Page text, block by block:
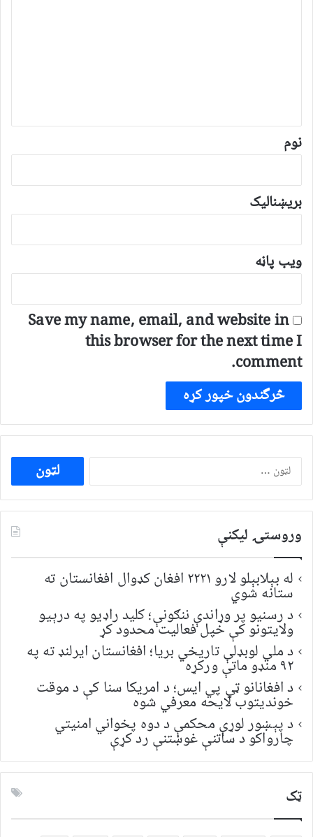
*
نوم
بریښنالیک
ویب پاڼه
Save my name, email, and website in
this browser for the next time I
comment.
ددی
لپاره
لټون:
وروستۍ ليکنې
له بېلابېلو لارو ۲۲۲۱ افغان کډوال افغانستان ته
ستانه شوي
د رسنیو پر وړاندې ننګونې؛ کلید راډیو په درېیو
ولایتونو کې خپل فعالیت محدود کړ
د ملي لوبډلې تاریخي بریا؛ افغانستان ایرلنډ ته په
۹۲ منډو ماتې ورکړه
د افغانانو ټي پي ایس؛ د امریکا سنا کې د موقت
خونديتوب لایحه معرفي شوه
د پېښور لوړې محکمې د دوه پخواني امنیتي
چارواکو د ساتنې غوښتنې رد کړې
ټک